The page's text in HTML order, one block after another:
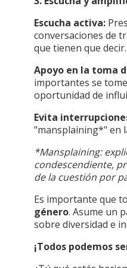
Escucha activa:
conversaciones de
que tienen que decir.
Apoyo en la toma
importantes se
oportunidad de
Evita
"mansplaining*" en
*Mansplaining:
condescendiente,
de la cuestión por
Es importante que
género. Asume un
sobre diversidad e
¡Todos podemos